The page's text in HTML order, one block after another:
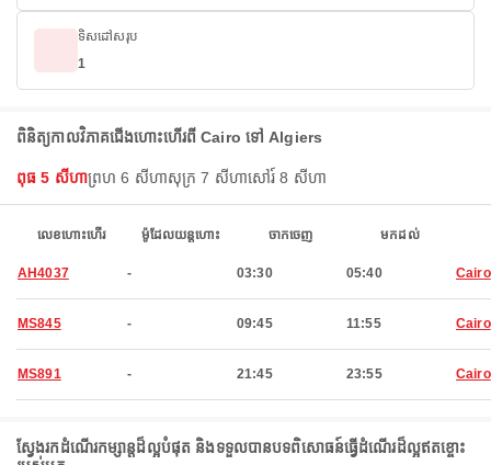
ទិសដៅសរុប
1
ពិនិត្យកាលវិភាគជើងហោះហើរពី Cairo ទៅ Algiers
ពុធ 5 សីហាព្រហ 6 សីហាសុក្រ 7 សីហាសៅរ៍ 8 សីហា
លេខហោះហើរ ម៉ូដែលយន្តហោះ ចាកចេញ មកដល់
AH4037 - 03:30 05:40 Cairo
MS845 - 09:45 11:55 Cairo
MS891 - 21:45 23:55 Cairo
ស្វែងរកដំណើរកម្សាន្តដ៏ល្អបំផុត និងទទួលបានបទពិសោធន៍ធ្វើដំណើរដ៏ល្អឥតខ្ចោះ